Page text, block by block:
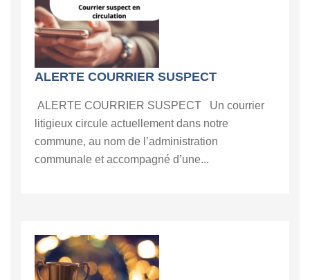
ALERTE COURRIER SUSPECT
ALERTE COURRIER SUSPECT Un courrier
litigieux circule actuellement dans notre
commune, au nom de l’administration
communale et accompagné d’une...